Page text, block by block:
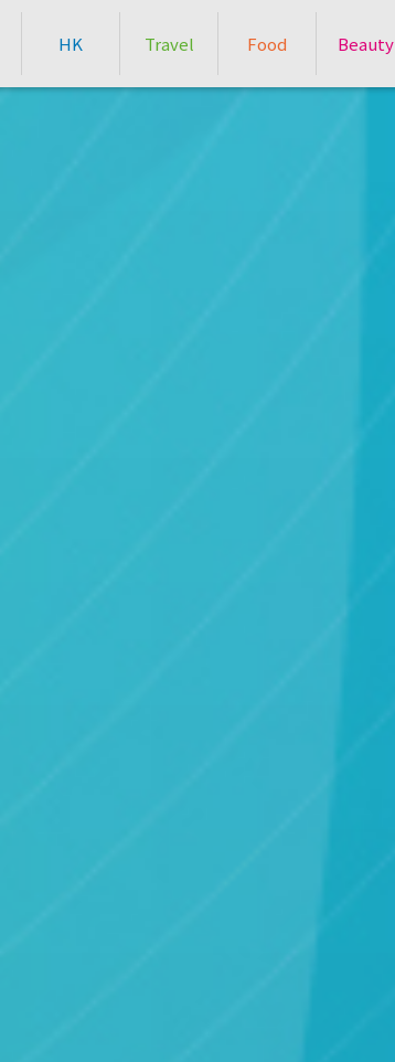
HK Travel Food Beauty